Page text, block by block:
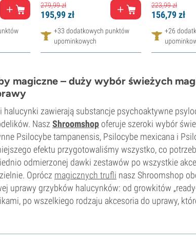
279,99zł
195,99zł
+33 dodatkowych punktów
upominkowych
223,99zł
156,79zł
+26
magiczne – duży wybór świeżych
halucynki zawierają substancje psychoaktywne
Nasz Shroomshop oferuje szeroki wybór
Psilocybe tampanensis, Psilocybe mexicana i
efektu przygotowaliśmy wszystko, co
odmierzonej dawki zestawów po wszystkie
Oprócz magicznych trufli nasz Shroomshop
uprawy grzybków halucynków: od growkitów
po wszelkiego rodzaju akcesoria do uprawy,